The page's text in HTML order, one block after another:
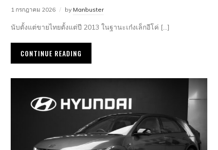
1 กรกฎาคม 2026 by Manbuster
นับตั้งแต่ขายไทยตั้งแต่ปี 2013 ในฐานะเก๋งเล็กอีโค่ […]
CONTINUE READING